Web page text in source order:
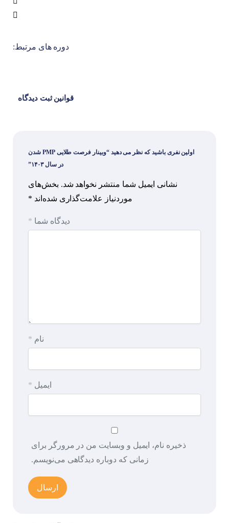
دوره های مرتبط:
قوانین ثبت دیدگاه
اولین نفری باشید که نظر می دهید “وبینار فرصت طلایی PMP شدن
در سال ۱۴۰۳”
نشانی ایمیل شما منتشر نخواهد شد. بخش‌های
موردنیاز علامت‌گذاری شده‌اند *
دیدگاه شما *
نام *
ایمیل *
ذخیره نام، ایمیل و وبسایت من در مرورگر برای
زمانی که دوباره دیدگاهی می‌نویسم.